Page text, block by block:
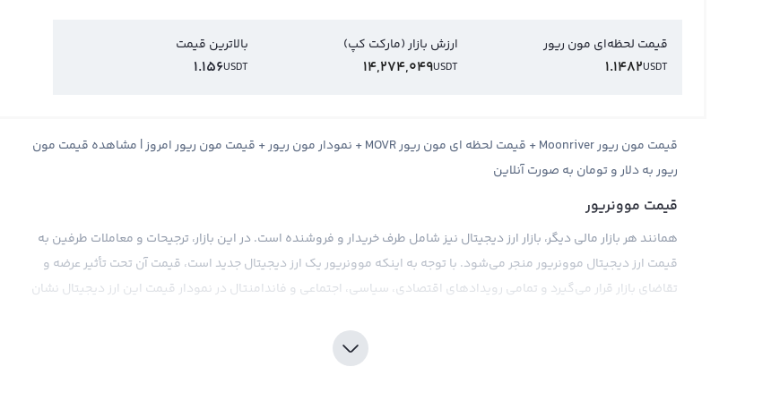
قیمت لحظه‌ای مون ریور
USDT
1.1482
ارزش بازار (مارکت کپ)
USDT
14,274,049
بالاترین قیمت
USDT
1.156
قیمت مون ریور Moonriver + قیمت لحظه ای مون ریور MOVR + نمودار مون ریور + قیمت مون ریور امروز | مشاهده قیمت مون
ریور به دلار و تومان به صورت آنلاین
قیمت موونریور
همانند هر بازار مالی دیگر، بازار ارز دیجیتال نیز شامل طرف خریدار و فروشنده است. در این بازار، ترجیحات و معاملات طرفین به
قیمت ارز دیجیتال موونریور منجر می‌شود. با توجه به اینکه موونریور یک ارز دیجیتال جدید است، قیمت آن تحت تأثیر عرضه و
تقاضای بازار قرار می‌گیرد و تمامی رویدادهای اقتصادی، سیاسی، اجتماعی و فاندامنتال در نمودار قیمت این ارز دیجیتال نشان
از آنجا که موونریور یک ارز دیجیتال جدید است و به تازگی وارد بازار شده، قیمت آن می‌تواند تحت تأثیر پول‌های فیات مختلف